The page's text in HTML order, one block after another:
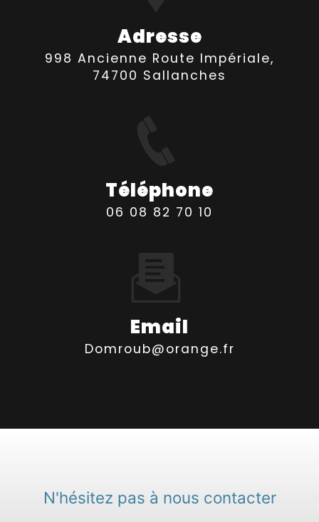
Adresse
998 Ancienne Route Impériale,
74700 Sallanches
Téléphone
06 08 82 70 10
Email
domroub@orange.fr
N'hésitez pas à nous contacter